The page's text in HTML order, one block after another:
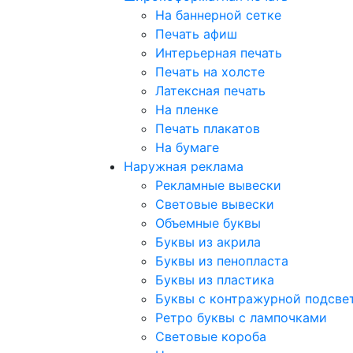
На баннерной сетке
Печать афиш
Интерьерная печать
Печать на холсте
Латексная печать
На пленке
Печать плакатов
На бумаге
Наружная реклама
Рекламные вывески
Световые вывески
Объемные буквы
Буквы из акрила
Буквы из пенопласта
Буквы из пластика
Буквы с контражурной
Ретро буквы с лампочками
Световые короба